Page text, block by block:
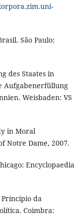
São Paulo:
des Staates in
Aufgabenerfüllung
Weisbaden: VS
in Moral
Notre Dame, 2007.
Encyclopaedia
Princípio da
Coimbra: